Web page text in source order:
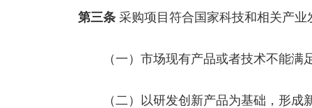
第三条 采购项目符合国家科技和相关产
（一）市场现有产品或者技术不能满
（二）以研发创新产品为基础，形成